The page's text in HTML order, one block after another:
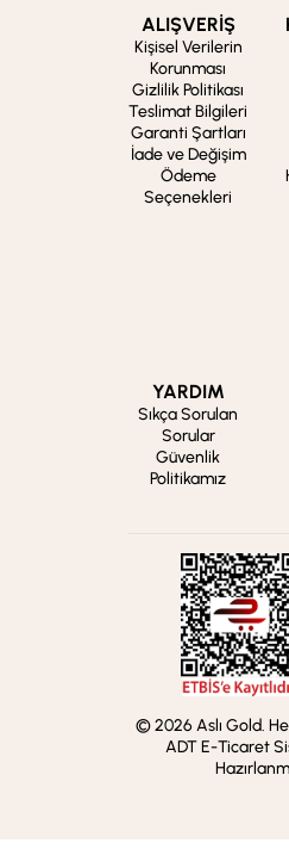
ALIŞVERİŞ
Kişisel Verilerin
Korunması
Gizlilik Politikası
Teslimat Bilgileri
Garanti Şartları
İade ve Değişim
Ödeme
Seçenekleri
YARDIM
Sıkça Sorulan
Sorular
Güvenlik
Politikamız
© 2026 Aslı Gold.
ADT E-Ticaret